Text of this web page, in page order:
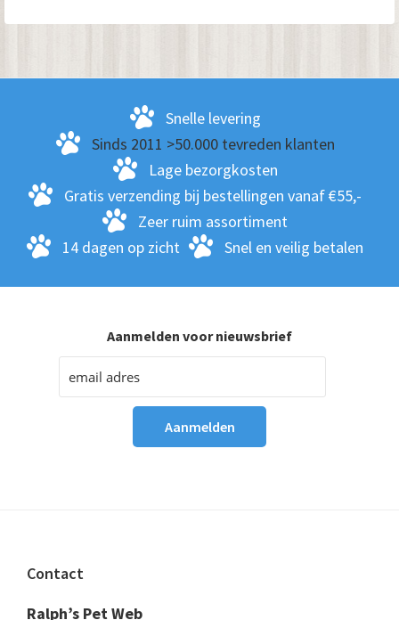
Snelle levering
Sinds 2011 >50.000 tevreden klanten
Lage bezorgkosten
Gratis verzending bij bestellingen vanaf €55,-
Zeer ruim assortiment
14 dagen op zicht
Snel en veilig betalen
Aanmelden voor nieuwsbrief
Footer
Contact
Ralph’s Pet Web